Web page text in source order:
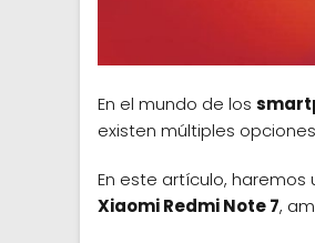
En el mundo de los
existen múltiples
En este artículo,
Xiaomi Redmi Note 7,